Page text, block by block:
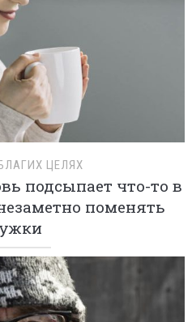
ЦЕЛЯХ
подсыпает что-то в
поменять